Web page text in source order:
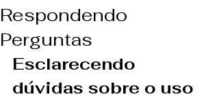
Respondendo
Perguntas
Esclarecendo
dúvidas sobre o uso